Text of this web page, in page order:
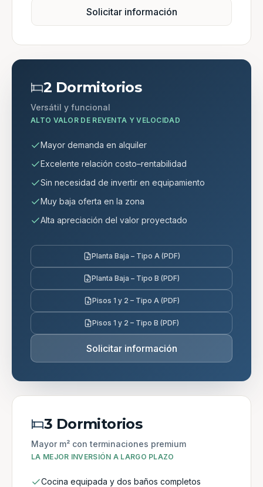
Solicitar información
2 Dormitorios
Versátil y funcional
ALTO VALOR DE REVENTA Y VELOCIDAD
Mayor demanda en alquiler
Excelente relación costo–rentabilidad
Sin necesidad de invertir en equipamiento
Muy baja oferta en la zona
Alta apreciación del valor proyectado
Planta Baja – Tipo A (PDF)
Planta Baja – Tipo B (PDF)
Pisos 1 y 2 – Tipo A (PDF)
Pisos 1 y 2 – Tipo B (PDF)
Solicitar información
3 Dormitorios
Mayor m² con terminaciones premium
LA MEJOR INVERSIÓN A LARGO PLAZO
Cocina equipada y dos baños completos